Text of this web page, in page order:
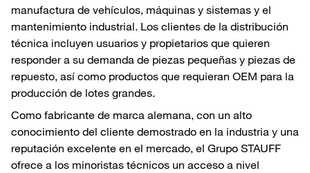
manufactura de vehículos, máquinas y sistemas y el
mantenimiento industrial. Los clientes de la distribución
técnica incluyen usuarios y propietarios que quieren
responder a su demanda de piezas pequeñas y piezas de
repuesto, así como productos que requieran OEM para la
producción de lotes grandes.
Como fabricante de marca alemana, con un alto
conocimiento del cliente demostrado en la industria y una
reputación excelente en el mercado, el Grupo STAUFF
ofrece a los minoristas técnicos un acceso a nivel